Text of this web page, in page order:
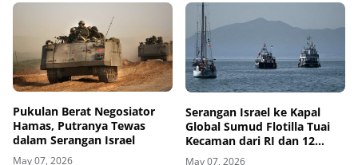
Pukulan Berat Negosiator
Hamas, Putranya Tewas
dalam Serangan Israel
May 07, 2026
Serangan Israel ke Kapal
Global Sumud Flotilla Tuai
Kecaman dari RI dan 12
Negara
May 07, 2026